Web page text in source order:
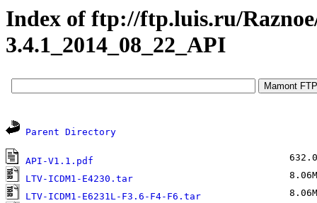
Index of ftp://ftp.luis.ru/
3.4.1_2014_08_22_API
Parent Directory
API-V1.1.pdf
LTV-ICDM1-E4230.tar
LTV-ICDM1-E6231L-F3.6-F4-F6.tar